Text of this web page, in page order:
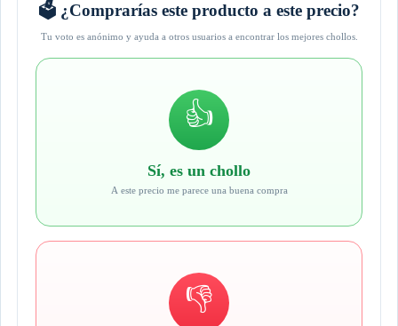
🗳️ ¿Comprarías este producto a este precio?
Tu voto es anónimo y ayuda a otros usuarios a encontrar los mejores chollos.
👍
Sí, es un chollo
A este precio me parece una buena compra
👎